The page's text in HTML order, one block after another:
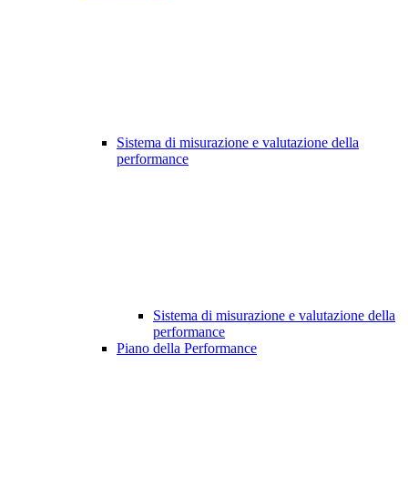
Sistema di misurazione e valutazione della
performance
Sistema di misurazione e valutazione della
performance
Piano della Performance